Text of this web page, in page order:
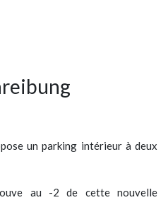
un parking intérieur à deux
au -2 de cette nouvelle